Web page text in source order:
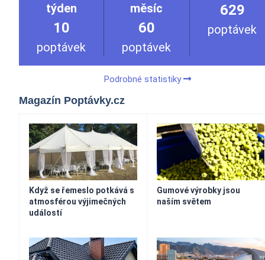
týden
10
poptávek
měsíc
60
poptávek
629
poptávek
Podrobné statistiky
Magazín Poptávky.cz
Když se řemeslo potkává s
atmosférou výjimečných
událostí
Gumové výrobky jsou
naším světem